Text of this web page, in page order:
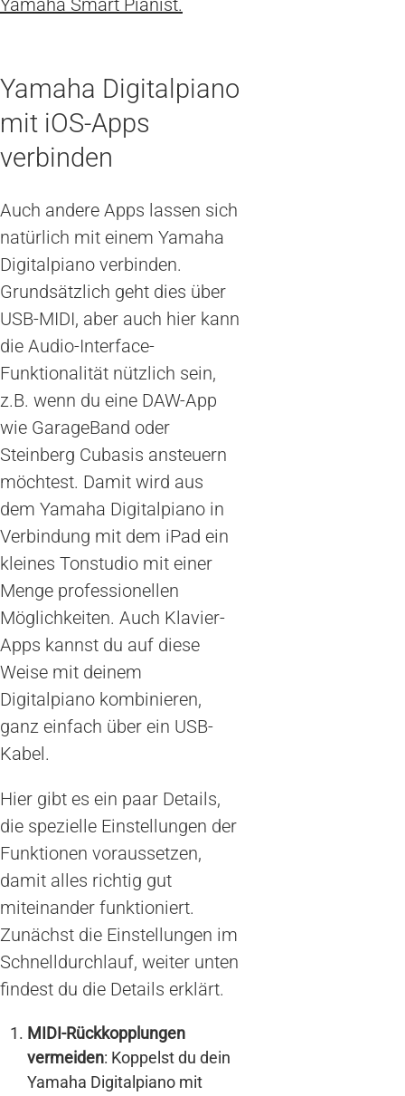
Yamaha Smart Pianist.
Yamaha Digitalpiano
mit iOS-Apps
verbinden
Auch andere Apps lassen sich
natürlich mit einem Yamaha
Digitalpiano verbinden.
Grundsätzlich geht dies über
USB-MIDI, aber auch hier kann
die Audio-Interface-
Funktionalität nützlich sein,
z.B. wenn du eine DAW-App
wie GarageBand oder
Steinberg Cubasis ansteuern
möchtest. Damit wird aus
dem Yamaha Digitalpiano in
Verbindung mit dem iPad ein
kleines Tonstudio mit einer
Menge professionellen
Möglichkeiten. Auch Klavier-
Apps kannst du auf diese
Weise mit deinem
Digitalpiano kombinieren,
ganz einfach über ein USB-
Kabel.
Hier gibt es ein paar Details,
die spezielle Einstellungen der
Funktionen voraussetzen,
damit alles richtig gut
miteinander funktioniert.
Zunächst die Einstellungen im
Schnelldurchlauf, weiter unten
findest du die Details erklärt.
MIDI-Rückkopplungen
vermeiden: Koppelst du dein
Yamaha Digitalpiano mit